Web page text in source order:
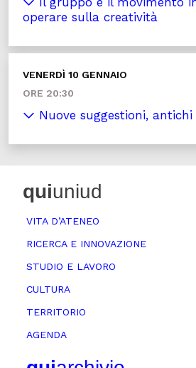
operare sulla creatività
VENERDÌ 10 GENNAIO
ORE 20:30
Nuove suggestioni,
quiuniud
VITA D’ATENEO
RICERCA E INNOVAZIONE
STUDIO E LAVORO
CULTURA
TERRITORIO
AGENDA